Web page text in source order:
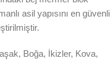
asil yapısını en güvenli
Boğa, İkizler, Kova,